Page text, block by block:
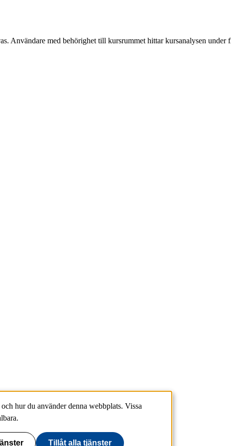
Användare med behörighet till kursrummet hittar kursanalysen under
hur du använder denna webbplats. Vissa
Tillåt alla tjänster